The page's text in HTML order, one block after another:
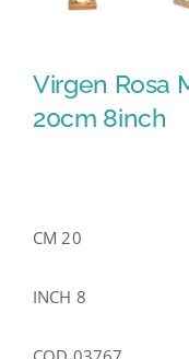
Virgen Rosa
20cm 8inch
CM 20
INCH 8